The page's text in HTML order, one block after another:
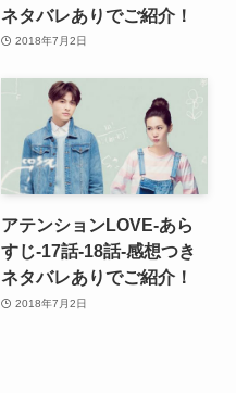
ネタバレありでご紹介！
2018年7月2日
アテンションLOVE-あら
すじ-17話-18話-感想つき
ネタバレありでご紹介！
2018年7月2日